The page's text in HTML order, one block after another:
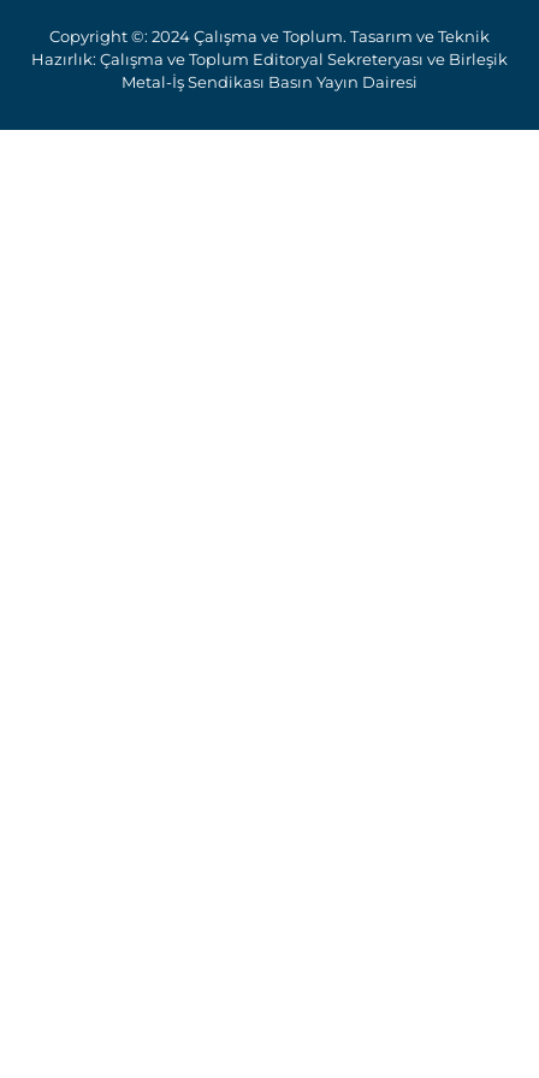
Copyright ©: 2024 Çalışma ve Toplum. Tasarım ve Teknik
Hazırlık: Çalışma ve Toplum Editoryal Sekreteryası ve Birleşik
Metal-İş Sendikası Basın Yayın Dairesi